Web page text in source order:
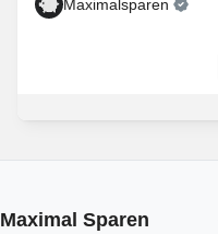
Maximalsparen
Maximal Sparen